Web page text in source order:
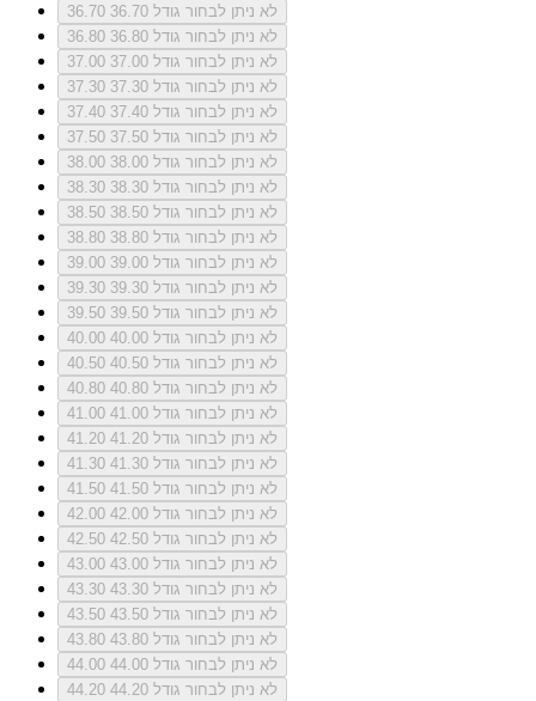
36.70
לא ניתן לבחור גודל 36.70
36.80
לא ניתן לבחור גודל 36.80
37.00
לא ניתן לבחור גודל 37.00
37.30
לא ניתן לבחור גודל 37.30
37.40
לא ניתן לבחור גודל 37.40
37.50
לא ניתן לבחור גודל 37.50
38.00
לא ניתן לבחור גודל 38.00
38.30
לא ניתן לבחור גודל 38.30
38.50
לא ניתן לבחור גודל 38.50
38.80
לא ניתן לבחור גודל 38.80
39.00
לא ניתן לבחור גודל 39.00
39.30
לא ניתן לבחור גודל 39.30
39.50
לא ניתן לבחור גודל 39.50
40.00
לא ניתן לבחור גודל 40.00
40.50
לא ניתן לבחור גודל 40.50
40.80
לא ניתן לבחור גודל 40.80
41.00
לא ניתן לבחור גודל 41.00
41.20
לא ניתן לבחור גודל 41.20
41.30
לא ניתן לבחור גודל 41.30
41.50
לא ניתן לבחור גודל 41.50
42.00
לא ניתן לבחור גודל 42.00
42.50
לא ניתן לבחור גודל 42.50
43.00
לא ניתן לבחור גודל 43.00
43.30
לא ניתן לבחור גודל 43.30
43.50
לא ניתן לבחור גודל 43.50
43.80
לא ניתן לבחור גודל 43.80
44.00
לא ניתן לבחור גודל 44.00
44.20
לא ניתן לבחור גודל 44.20